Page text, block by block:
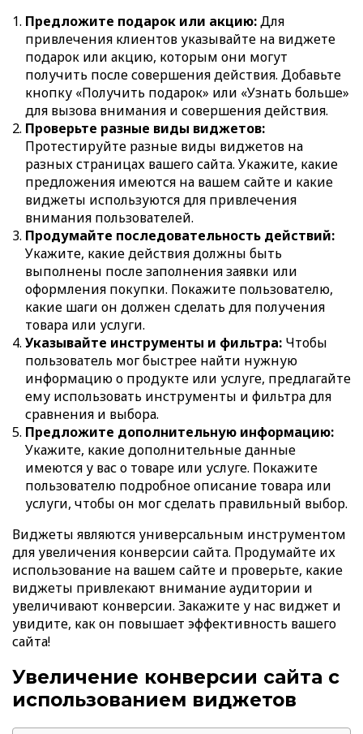
Предложите подарок или акцию:Для
привлечения клиентов указывайте на виджете
подарок или акцию, которым они могут
получить после совершения действия. Добавьте
кнопку «Получить подарок» или «Узнать больше»
для вызова внимания и совершения действия.
Проверьте разные виды виджетов:
Протестируйте разные виды виджетов на
разных страницах вашего сайта. Укажите, какие
предложения имеются на вашем сайте и какие
виджеты используются для привлечения
внимания пользователей.
Продумайте последовательность действий:
Укажите, какие действия должны быть
выполнены после заполнения заявки или
оформления покупки. Покажите пользователю,
какие шаги он должен сделать для получения
товара или услуги.
Указывайте инструменты и фильтра: Чтобы
пользователь мог быстрее найти нужную
информацию о продукте или услуге, предлагайте
ему использовать инструменты и фильтра для
сравнения и выбора.
Предложите дополнительную информацию:
Укажите, какие дополнительные данные
имеются у вас о товаре или услуге. Покажите
пользователю подробное описание товара или
услуги, чтобы он мог сделать правильный выбор.
Виджеты являются универсальным инструментом
для увеличения конверсии сайта. Продумайте их
использование на вашем сайте и проверьте, какие
виджеты привлекают внимание аудитории и
увеличивают конверсии. Закажите у нас виджет и
увидите, как он повышает эффективность вашего
сайта!
Увеличение конверсии сайта с
использованием виджетов